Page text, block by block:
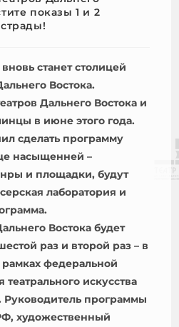
показы 1 и 2
станет столицей
Востока.
Дальнего Востока и
в июне этого года.
сделать программу
насыщенней –
и площадки, будут
лаборатория и
Востока будет
раз и второй раз – в
федеральной
искусства
Руководитель программы
художественный